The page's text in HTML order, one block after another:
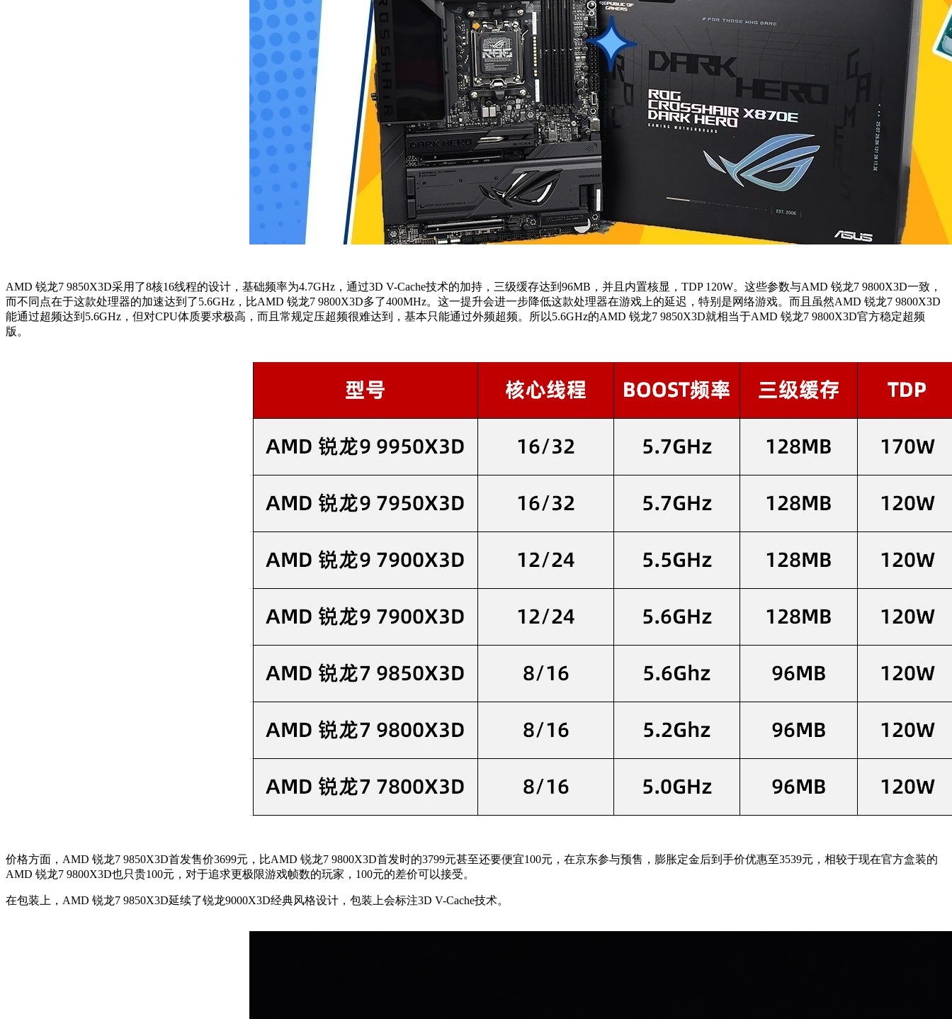
AMD 锐龙7 9850X3D采用了8核16线程的设计，基础频率为4.7GHz，通过3D V-Cache技术的加持，三级缓存达到96MB，并且内置核显，TDP 120W。这些参数与AMD 锐龙7 9800X3D一致，
而不同点在于这款处理器的加速达到了5.6GHz，比AMD 锐龙7 9800X3D多了400MHz。这一提升会进一步降低这款处理器在游戏上的延迟，特别是网络游戏。而且虽然AMD 锐龙7 9800X3D
能通过超频达到5.6GHz，但对CPU体质要求极高，而且常规定压超频很难达到，基本只能通过外频超频。所以5.6GHz的AMD 锐龙7 9850X3D就相当于AMD 锐龙7 9800X3D官方稳定超频
版。
价格方面，AMD 锐龙7 9850X3D首发售价3699元，比AMD 锐龙7 9800X3D首发时的3799元甚至还要便宜100元，在京东参与预售，膨胀定金后到手价优惠至3539元，相较于现在官方盒装的
AMD 锐龙7 9800X3D也只贵100元，对于追求更极限游戏帧数的玩家，100元的差价可以接受。
在包装上，AMD 锐龙7 9850X3D延续了锐龙9000X3D经典风格设计，包装上会标注3D V-Cache技术。